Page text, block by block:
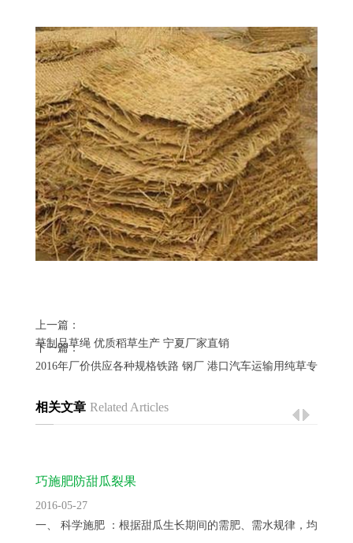
上一篇：
草制品草绳 优质稻草生产 宁夏厂家直销
下一篇：
2016年厂价供应各种规格铁路 钢厂 港口汽车运输用纯草专用草支
相关文章 Related Articles
巧施肥防甜瓜裂果
2016-05-27
一、 科学施肥 ：根据甜瓜生长期间的需肥、需水规律，均衡供...